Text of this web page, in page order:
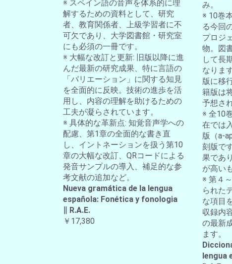
※ スペイン語の音声を体系的に理
解するための資料として、研究
者、教育関係者、上級学習者に不
可欠であり、大学図書館・研究室
にも必須の一冊です。
※ 大幅な改訂と更新: 旧版以降に進
んだ最新の研究成果、特に言語の
「バリエーション」に関する知見
を全面的に反映。技術の進歩を活
用し、内容の理解を助けるための
工夫が凝らされています。
※ 具体的な革新点: 知覚音声学への
配慮、第1章の全面的な書き直
し、イントネーションを扱う第10
章の大幅な改訂、QRコードによる
発音サンプルの導入、補足的な参
考文献の追加など。
Nueva gramática de la lengua
española: Fonética y fonologia
∥ R.A.E.
￥17,380
み。
※ 10巻
る今回
プロジ
物。図
して長
なりま
版に移
籍版は
予想さ
※ 全10
在では
版（a-
刻版で
果であ
が高い
※ 第４
られた
な項目
収録内
の最新
ます。
lengua